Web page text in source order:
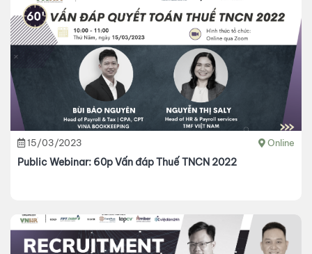
15/03/2023 Online
Public Webinar: 60p Vấn đáp Thuế TNCN 2022